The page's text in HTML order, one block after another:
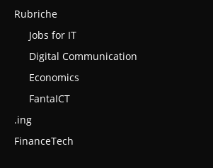
Rubriche
Jobs for IT
Digital Communication
Economics
FantaICT
.ing
FinanceTech